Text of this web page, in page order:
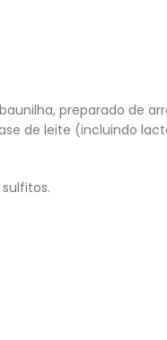
preparado de
de leite (incluindo